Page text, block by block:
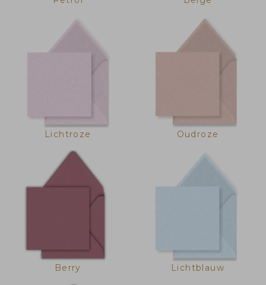
Lichtroze Oudroze
Berry Lichtblauw